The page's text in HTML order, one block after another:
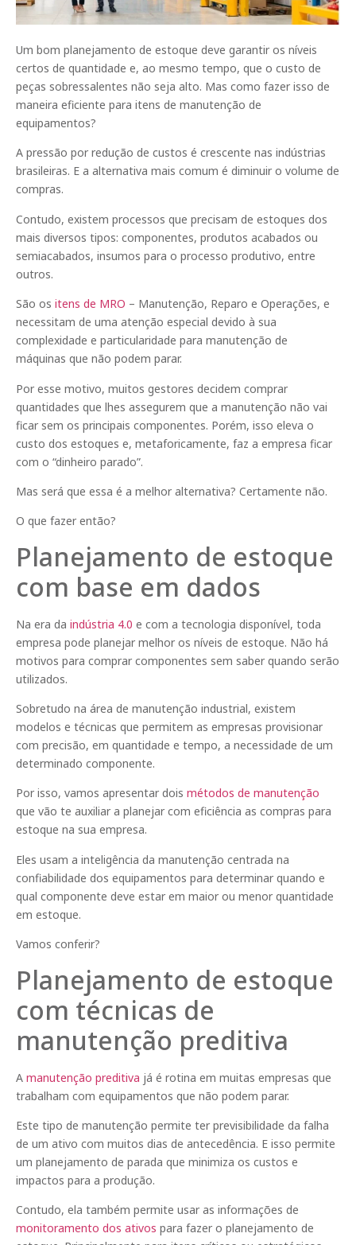
Um bom planejamento de estoque deve garantir os níveis
certos de quantidade e, ao mesmo tempo, que o custo de
peças sobressalentes não seja alto. Mas como fazer isso de
maneira eficiente para itens de manutenção de
equipamentos?
A pressão por redução de custos é crescente nas indústrias
brasileiras. E a alternativa mais comum é diminuir o volume de
compras.
Contudo, existem processos que precisam de estoques dos
mais diversos tipos: componentes, produtos acabados ou
semiacabados, insumos para o processo produtivo, entre
outros.
São os itens de MRO – Manutenção, Reparo e Operações, e
necessitam de uma atenção especial devido à sua
complexidade e particularidade para manutenção de
máquinas que não podem parar.
Por esse motivo, muitos gestores decidem comprar
quantidades que lhes assegurem que a manutenção não vai
ficar sem os principais componentes. Porém, isso eleva o
custo dos estoques e, metaforicamente, faz a empresa ficar
com o “dinheiro parado”.
Mas será que essa é a melhor alternativa? Certamente não.
O que fazer então?
Planejamento de estoque
com base em dados
Na era da indústria 4.0 e com a tecnologia disponível, toda
empresa pode planejar melhor os níveis de estoque. Não há
motivos para comprar componentes sem saber quando serão
utilizados.
Sobretudo na área de manutenção industrial, existem
modelos e técnicas que permitem as empresas provisionar
com precisão, em quantidade e tempo, a necessidade de um
determinado componente.
Por isso, vamos apresentar dois métodos de manutenção
que vão te auxiliar a planejar com eficiência as compras para
estoque na sua empresa.
Eles usam a inteligência da manutenção centrada na
confiabilidade dos equipamentos para determinar quando e
qual componente deve estar em maior ou menor quantidade
em estoque.
Vamos conferir?
Planejamento de estoque
com técnicas de
manutenção preditiva
A manutenção preditiva já é rotina em muitas empresas que
trabalham com equipamentos que não podem parar.
Este tipo de manutenção permite ter previsibilidade da falha
de um ativo com muitos dias de antecedência. E isso permite
um planejamento de parada que minimiza os custos e
impactos para a produção.
Contudo, ela também permite usar as informações de
monitoramento dos ativos para fazer o planejamento de